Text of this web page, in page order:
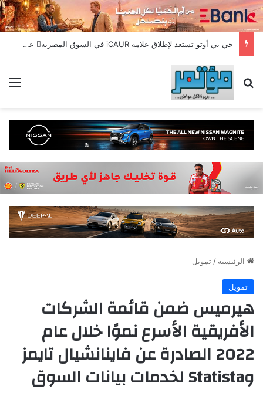
جي بي أوتو تستعد لإطلاق علامة iCAUR في السوق المصرية علامة عالمية جديدة لسيارات الطاقة الجديدة تجمع بين التكنولوجيا الذكية والتصميم الجريء وروح المغامر
بحث عن
الرئيسية / تمويل
تمويل
هيرميس ضمن قائمة الشركات
الأفريقية الأسرع نموًا خلال عام
2022 الصادرة عن فاينانشيال تايمز
وStatista لخدمات بيانات السوق